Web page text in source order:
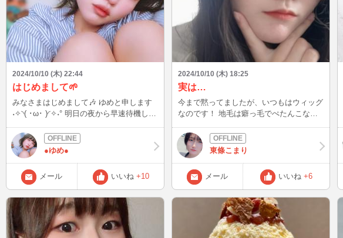
2024/10/10 (木) 22:44
はじめまして🌱
みなさまはじめまして🎶 ゆめと申します
˖✧◝( ･ω･ )◜✧˖° 明日の夜から早速待機した
ドキですが（ ; ; ） 楽しくお話ししてくれ
る方ぜひよろしくお願いします🙇
●ゆめ●
メール いいね +10
2024/10/10 (木) 18:25
実は…
今まで黙ってましたが、いつもはウィッグ
なのです！ 地毛は癖っ毛でぺたんこなの
許しをm(__)m 小さな報告でした笑 また
ね！
東條こまり
メール いいね +6